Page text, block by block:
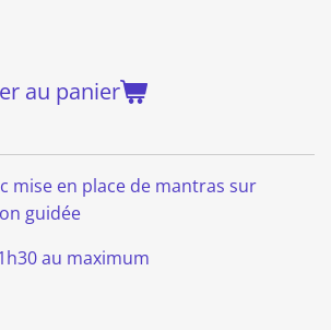
au panier
mise en place de mantras sur
guidée
au maximum